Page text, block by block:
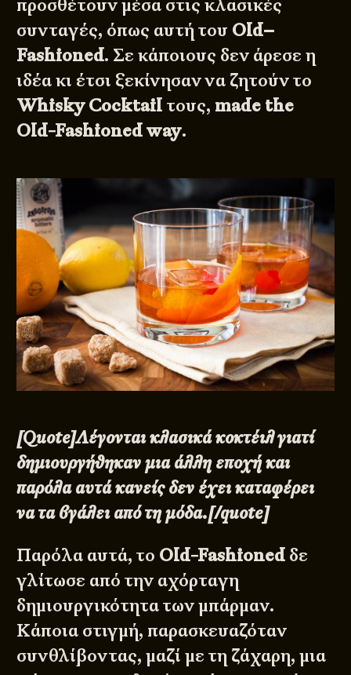
προσθέτουν μέσα στις κλασικές
συνταγές, όπως αυτή του Old–
Fashioned. Σε κάποιους δεν άρεσε η
ιδέα κι έτσι ξεκίνησαν να ζητούν το
Whisky Cocktail τους, made the
Old-Fashioned way.
[Quote]Λέγονται κλασικά κοκτέιλ γιατί
δημιουργήθηκαν μια άλλη εποχή και
παρόλα αυτά κανείς δεν έχει καταφέρει
να τα βγάλει από τη μόδα.[/quote]
Παρόλα αυτά, το Old-Fashioned δε
γλίτωσε από την αχόρταγη
δημιουργικότητα των μπάρμαν.
Κάποια στιγμή, παρασκευαζόταν
συνθλίβοντας, μαζί με τη ζάχαρη, μια